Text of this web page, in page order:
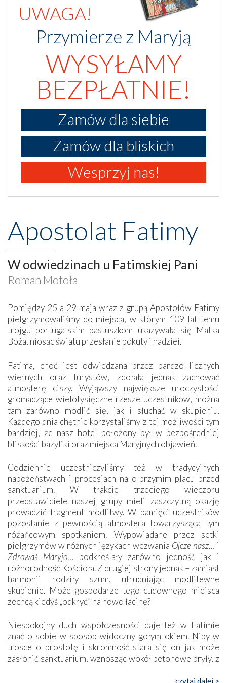
UWAGA!
Przymierze z Maryją
WYSYŁAMY
BEZPŁATNIE!
Zamów dla siebie
Zamów dla bliskich
Wesprzyj nas!
Apostolat Fatimy
W odwiedzinach u Fatimskiej Pani
Roman Motoła
Pomiędzy 25 a 29 maja wraz z grupą Apostołów Fatimy
pielgrzymowaliśmy do miejsca, w którym 109 lat temu
trojgu portugalskim pastuszkom ukazywała się Matka
Boża, niosąc światu przesłanie pokuty i nadziei.
Fatima, choć jest odwiedzana przez bardzo licznych
wiernych oraz turystów, zdołała jednak zachować
atmosferę ciszy. Wyjąwszy największe uroczystości
gromadzące wielotysięczne rzesze uczestników, można
tam zarówno modlić się, jak i słuchać w skupieniu.
Każdego dnia chętnie korzystaliśmy z tej możliwości tym
bardziej, że nasz hotel położony był w bezpośredniej
bliskości bazyliki oraz miejsca Maryjnych objawień.
Codziennie uczestniczyliśmy też w tradycyjnych
nabożeństwach i procesjach na olbrzymim placu przed
sanktuarium. W trakcie trzeciego wieczoru
przedstawiciele naszej grupy mieli zaszczytną okazję
prowadzić fragment modlitwy. W pamięci uczestników
pozostanie z pewnością atmosfera towarzysząca tym
różańcowym spotkaniom. Wypowiadane przez setki
pielgrzymów w różnych językach wezwania Ojcze nasz… i
Zdrowaś Maryjo… podkreślały zarówno jedność jak i
różnorodność Kościoła. Z drugiej strony jednak – zamiast
harmonii rodziły szum, utrudniając modlitewne
skupienie. Może gospodarze tego cudownego miejsca
zechcą kiedyś „odkryć” na nowo łacinę?
Niespokojny duch współczesności daje też w Fatimie
znać o sobie w sposób widoczny gołym okiem. Niby w
trosce o prostotę i skromność stara się on jak może
zasłonić sanktuarium, wznosząc wokół betonowe bryły, z
katolickiego kultu. Tylko co wspólnego z żywą,
czytaj dalej >